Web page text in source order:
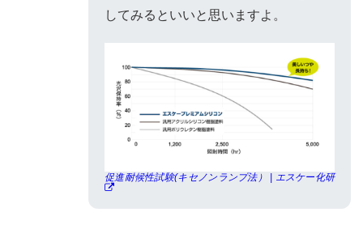
してみるといいと思いますよ。
促進耐候性試験(キセノンランプ法） | エスケー化研